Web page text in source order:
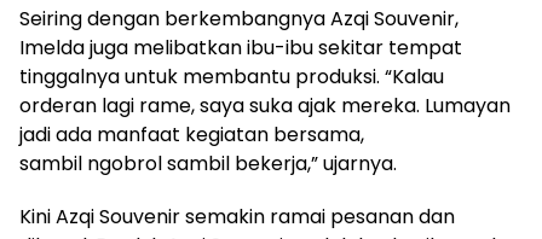
Seiring dengan berkembangnya Azqi Souvenir,
Imelda juga melibatkan ibu-ibu sekitar tempat
tinggalnya untuk membantu produksi. “Kalau
orderan lagi rame, saya suka ajak mereka. Lumayan
jadi ada manfaat kegiatan bersama,
sambil ngobrol sambil bekerja,” ujarnya.
Kini Azqi Souvenir semakin ramai pesanan dan